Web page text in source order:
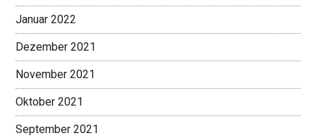
Januar 2022
Dezember 2021
November 2021
Oktober 2021
September 2021